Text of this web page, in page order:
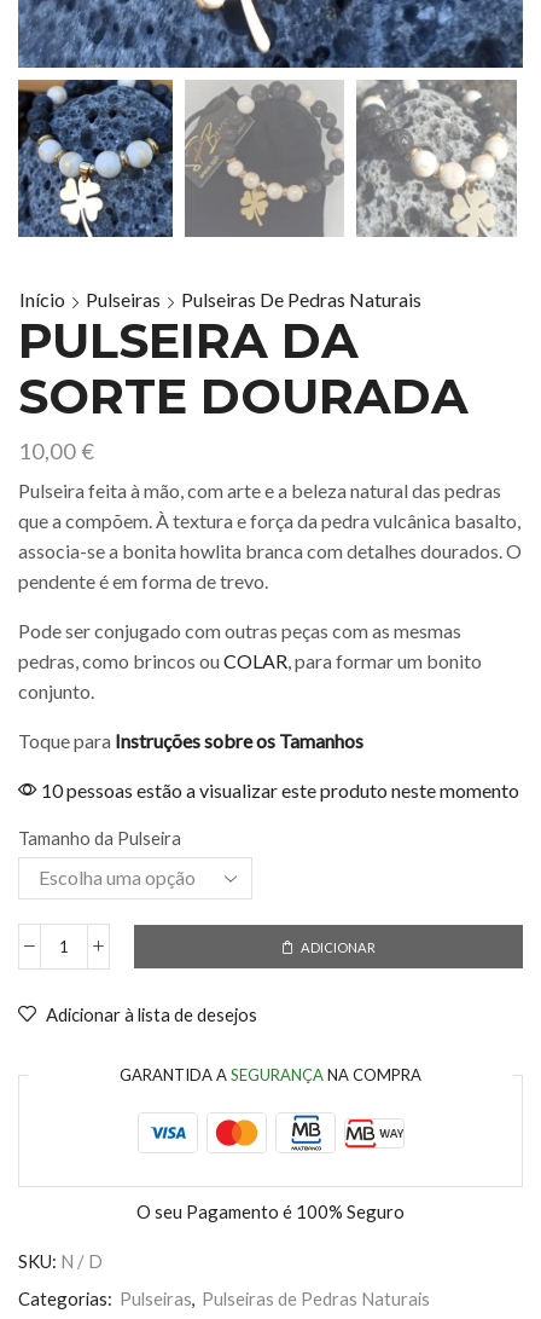
Início Pulseiras Pulseiras De Pedras Naturais
PULSEIRA DA
SORTE DOURADA
10,00€
Pulseira feita à mão, com arte e a beleza natural das pedras
que a compõem. À textura e força da pedra vulcânica basalto,
associa-se a bonita howlita branca com detalhes dourados. O
pendente é em forma de trevo.
Pode ser conjugado com outras peças com as mesmas
pedras, como brincos ouCOLAR, para formar um bonito
conjunto.
Toque para Instruções sobre os Tamanhos
10 pessoas estão a visualizar este produto neste momento
Tamanho da Pulseira
ADICIONAR
Adicionar à lista de desejos
GARANTIDA ASEGURANÇANA COMPRA
O seu Pagamento é 100% Seguro
SKU: N / D
Categorias: Pulseiras, Pulseiras de Pedras Naturais